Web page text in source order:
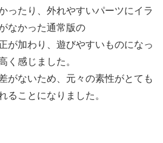
ったり、外れやすいパーツにイラ
なかった通常版の
が加わり、遊びやすいものになっ
く感じました。
がないため、元々の素性がとても
ることになりました。